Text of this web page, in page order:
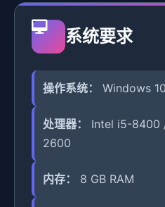
系统要求
操作系统： Windows
处理器：
Intel i5-8400
2600
内存： 8 GB RAM